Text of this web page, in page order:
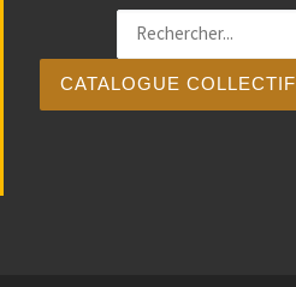
CATALOGUE COLLECTIF